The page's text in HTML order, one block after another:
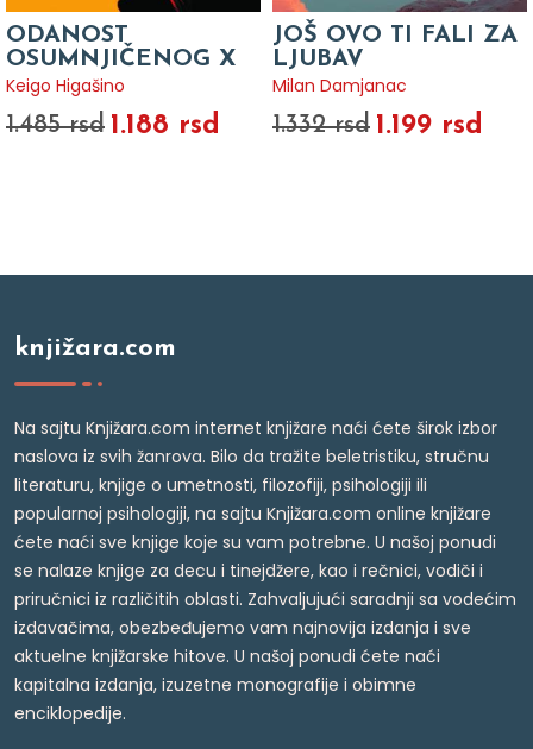
ODANOST
OSUMNJIČENOG X
Keigo Higašino
1.485 rsd 1.188 rsd
JOŠ OVO TI FALI ZA
LJUBAV
Milan Damjanac
1.332 rsd 1.199 rsd
knjižara.com
Na sajtu Knjižara.com internet knjižare naći ćete širok izbor
naslova iz svih žanrova. Bilo da tražite beletristiku, stručnu
literaturu, knjige o umetnosti, filozofiji, psihologiji ili
popularnoj psihologiji, na sajtu Knjižara.com online knjižare
ćete naći sve knjige koje su vam potrebne. U našoj ponudi
se nalaze knjige za decu i tinejdžere, kao i rečnici, vodiči i
priručnici iz različitih oblasti. Zahvaljujući saradnji sa vodećim
izdavačima, obezbeđujemo vam najnovija izdanja i sve
aktuelne knjižarske hitove. U našoj ponudi ćete naći
kapitalna izdanja, izuzetne monografije i obimne
enciklopedije.